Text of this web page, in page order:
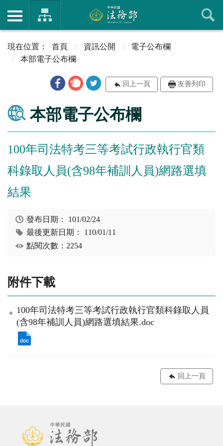
首頁 資訊公開
電子公布欄
本部電子公布欄
回上一頁 友善列印
本部電子公布欄
100年司法特考三等考試行政執行官類
科錄取人員(含98年補訓人員)網路選填
結果
發布日期： 101/02/24
最後更新日期： 110/01/11
點閱次數：2254
附件下載
100年司法特考三等考試行政執行官類科錄取人員
(含98年補訓人員)網路選填結果.doc
回上一頁